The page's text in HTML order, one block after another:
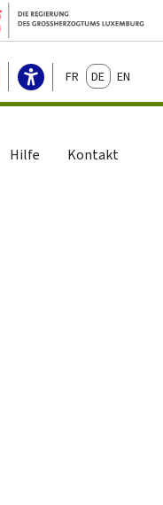
FrançaisDeutschEnglish
Hilfe Kontakt